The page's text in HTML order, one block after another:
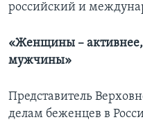
российский и
«Женщины –
мужчины»
Представитель
делам беженцев в